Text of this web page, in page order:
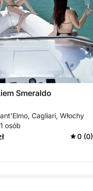
Smeraldo
Cagliari, Włochy
osób
0 (0)